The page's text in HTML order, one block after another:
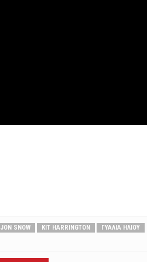
JON SNOW KIT HARRINGTON
ΓΥΑΛΙΑ ΗΛΙΟΥ